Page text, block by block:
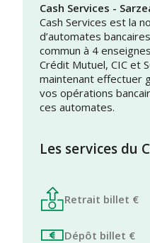
Cash Services -
Cash Services est la
d’automates
commun à 4
Crédit Mutuel, CIC et
maintenant effectuer
vos opérations
ces automates.
Les services du
Retrait billet €
Dépôt billet €